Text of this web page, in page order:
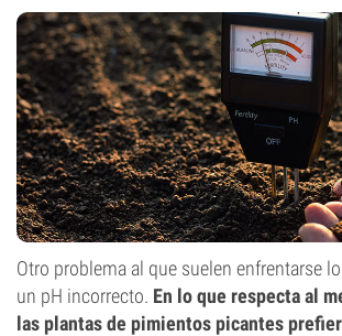
Otro problema al que suelen enfrentarse
un pH incorrecto. En lo que respecta al
las plantas de pimientos picantes